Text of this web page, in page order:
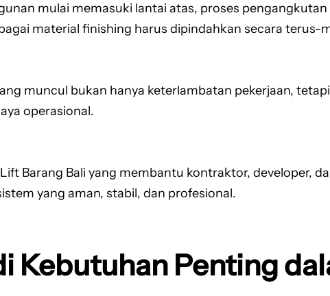
mulai memasuki lantai atas, proses
material finishing harus dipindahkan secara terus-
muncul bukan hanya keterlambatan pekerjaan,
operasional.
Barang Bali yang membantu kontraktor, developer,
yang aman, stabil, dan profesional.
Kebutuhan Penting